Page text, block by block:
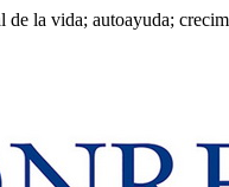
de la vida; autoayuda;